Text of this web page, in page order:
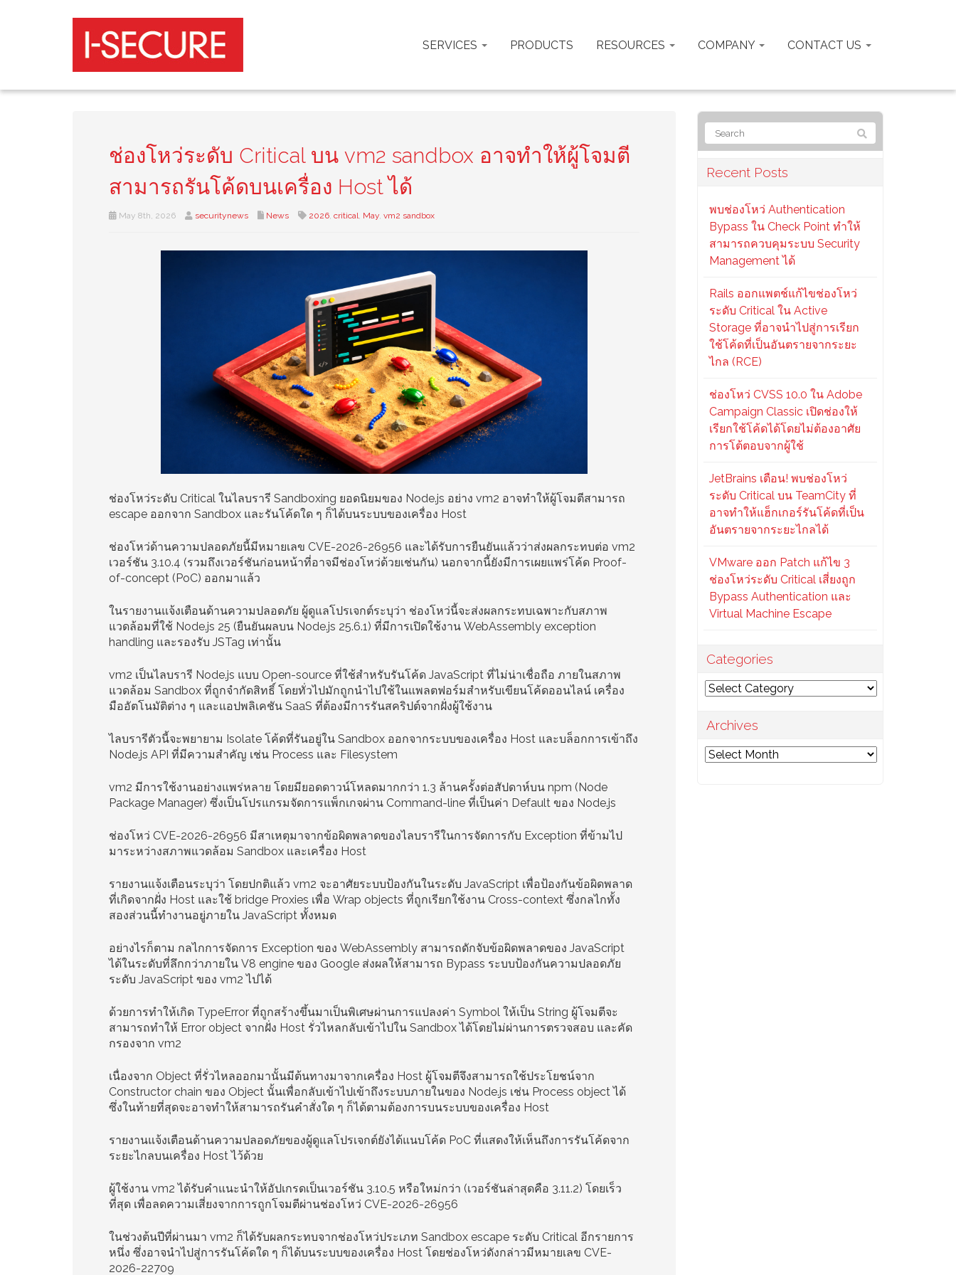
SERVICES PRODUCTS RESOURCES COMPANY CONTACT US
ช่องโหว่ระดับ Critical บน vm2 sandbox อาจทำให้ผู้โจมตี
สามารถรันโค้ดบนเครื่อง Host ได้
May 8th, 2026 securitynews News 2026, critical, May, vm2 sandbox
ช่องโหว่ระดับ Critical ในไลบรารี Sandboxing ยอดนิยมของ Node.js อย่าง vm2 อาจทำให้ผู้โจมตีสามารถ
escape ออกจาก Sandbox และรันโค้ดใด ๆ ก็ได้บนระบบของเครื่อง Host
ช่องโหว่ด้านความปลอดภัยนี้มีหมายเลข CVE-2026-26956 และได้รับการยืนยันแล้วว่าส่งผลกระทบต่อ vm2
เวอร์ชัน 3.10.4 (รวมถึงเวอร์ชันก่อนหน้าที่อาจมีช่องโหว่ด้วยเช่นกัน) นอกจากนี้ยังมีการเผยแพร่โค้ด Proof-
of-concept (PoC) ออกมาแล้ว
ในรายงานแจ้งเตือนด้านความปลอดภัย ผู้ดูแลโปรเจกต์ระบุว่า ช่องโหว่นี้จะส่งผลกระทบเฉพาะกับสภาพ
แวดล้อมที่ใช้ Node.js 25 (ยืนยันผลบน Node.js 25.6.1) ที่มีการเปิดใช้งาน WebAssembly exception
handling และรองรับ JSTag เท่านั้น
vm2 เป็นไลบรารี Node.js แบบ Open-source ที่ใช้สำหรับรันโค้ด JavaScript ที่ไม่น่าเชื่อถือ ภายในสภาพ
แวดล้อม Sandbox ที่ถูกจำกัดสิทธิ์ โดยทั่วไปมักถูกนำไปใช้ในแพลตฟอร์มสำหรับเขียนโค้ดออนไลน์ เครื่อง
มืออัตโนมัติต่าง ๆ และแอปพลิเคชัน SaaS ที่ต้องมีการรันสคริปต์จากฝั่งผู้ใช้งาน
ไลบรารีตัวนี้จะพยายาม Isolate โค้ดที่รันอยู่ใน Sandbox ออกจากระบบของเครื่อง Host และบล็อกการเข้าถึง
Node.js API ที่มีความสำคัญ เช่น Process และ Filesystem
vm2 มีการใช้งานอย่างแพร่หลาย โดยมียอดดาวน์โหลดมากกว่า 1.3 ล้านครั้งต่อสัปดาห์บน npm (Node
Package Manager) ซึ่งเป็นโปรแกรมจัดการแพ็กเกจผ่าน Command-line ที่เป็นค่า Default ของ Node.js
ช่องโหว่ CVE-2026-26956 มีสาเหตุมาจากข้อผิดพลาดของไลบรารีในการจัดการกับ Exception ที่ข้ามไป
มาระหว่างสภาพแวดล้อม Sandbox และเครื่อง Host
รายงานแจ้งเตือนระบุว่า โดยปกติแล้ว vm2 จะอาศัยระบบป้องกันในระดับ JavaScript เพื่อป้องกันข้อผิดพลาด
ที่เกิดจากฝั่ง Host และใช้ bridge Proxies เพื่อ Wrap objects ที่ถูกเรียกใช้งาน Cross-context ซึ่งกลไกทั้ง
สองส่วนนี้ทำงานอยู่ภายใน JavaScript ทั้งหมด
อย่างไรก็ตาม กลไกการจัดการ Exception ของ WebAssembly สามารถดักจับข้อผิดพลาดของ JavaScript
ได้ในระดับที่ลึกกว่าภายใน V8 engine ของ Google ส่งผลให้สามารถ Bypass ระบบป้องกันความปลอดภัย
ระดับ JavaScript ของ vm2 ไปได้
ด้วยการทำให้เกิด TypeError ที่ถูกสร้างขึ้นมาเป็นพิเศษผ่านการแปลงค่า Symbol ให้เป็น String ผู้โจมตีจะ
สามารถทำให้ Error object จากฝั่ง Host รั่วไหลกลับเข้าไปใน Sandbox ได้โดยไม่ผ่านการตรวจสอบ และคัด
กรองจาก vm2
เนื่องจาก Object ที่รั่วไหลออกมานั้นมีต้นทางมาจากเครื่อง Host ผู้โจมตีจึงสามารถใช้ประโยชน์จาก
Constructor chain ของ Object นั้นเพื่อกลับเข้าไปเข้าถึงระบบภายในของ Node.js เช่น Process object ได้
ซึ่งในท้ายที่สุดจะอาจทำให้สามารถรันคำสั่งใด ๆ ก็ได้ตามต้องการบนระบบของเครื่อง Host
รายงานแจ้งเตือนด้านความปลอดภัยของผู้ดูแลโปรเจกต์ยังได้แนบโค้ด PoC ที่แสดงให้เห็นถึงการรันโค้ดจาก
ระยะไกลบนเครื่อง Host ไว้ด้วย
ผู้ใช้งาน vm2 ได้รับคำแนะนำให้อัปเกรดเป็นเวอร์ชัน 3.10.5 หรือใหม่กว่า (เวอร์ชันล่าสุดคือ 3.11.2) โดยเร็ว
ที่สุด เพื่อลดความเสี่ยงจากการถูกโจมตีผ่านช่องโหว่ CVE-2026-26956
ในช่วงต้นปีที่ผ่านมา vm2 ก็ได้รับผลกระทบจากช่องโหว่ประเภท Sandbox escape ระดับ Critical อีกรายการ
หนึ่ง ซึ่งอาจนำไปสู่การรันโค้ดใด ๆ ก็ได้บนระบบของเครื่อง Host โดยช่องโหว่ดังกล่าวมีหมายเลข CVE-
2026-22709
Recent Posts
พบช่องโหว่ Authentication
Bypass ใน Check Point ทำให้
สามารถควบคุมระบบ Security
Management ได้
Rails ออกแพตช์แก้ไขช่องโหว่
ระดับ Critical ใน Active
Storage ที่อาจนำไปสู่การเรียก
ใช้โค้ดที่เป็นอันตรายจากระยะ
ไกล (RCE)
ช่องโหว่ CVSS 10.0 ใน Adobe
Campaign Classic เปิดช่องให้
เรียกใช้โค้ดได้โดยไม่ต้องอาศัย
การโต้ตอบจากผู้ใช้
JetBrains เตือน! พบช่องโหว่
ระดับ Critical บน TeamCity ที่
อาจทำให้แฮ็กเกอร์รันโค้ดที่เป็น
อันตรายจากระยะไกลได้
VMware ออก Patch แก้ไข 3
ช่องโหว่ระดับ Critical เสี่ยงถูก
Bypass Authentication และ
Virtual Machine Escape
Categories
Categories
Archives
Archives